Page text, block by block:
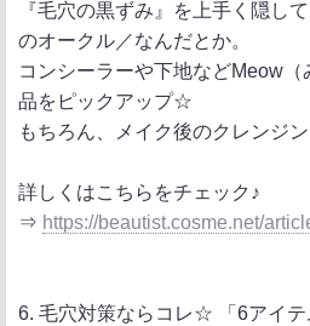
『毛穴の黒ずみ』を上手く隠し
のオークル／なんだとか。
コンシーラーや下地などMeow
品をピックアップ☆
もちろん、メイク後のクレンジ
詳しくはこちらをチェック♪
⇒ https://beautist.cosme.net/
6. 毛穴対策ならコレ☆ 「6アイ